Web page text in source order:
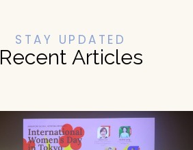
STAY UPDATED
Recent Articles